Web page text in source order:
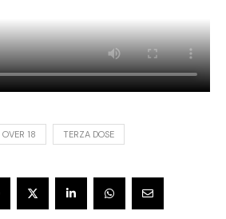
OVER 18 TERZA DOSE